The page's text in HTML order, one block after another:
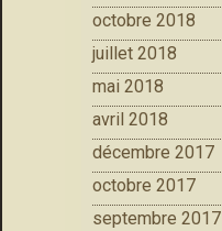
octobre 2018
juillet 2018
mai 2018
avril 2018
décembre 2017
octobre 2017
septembre 2017